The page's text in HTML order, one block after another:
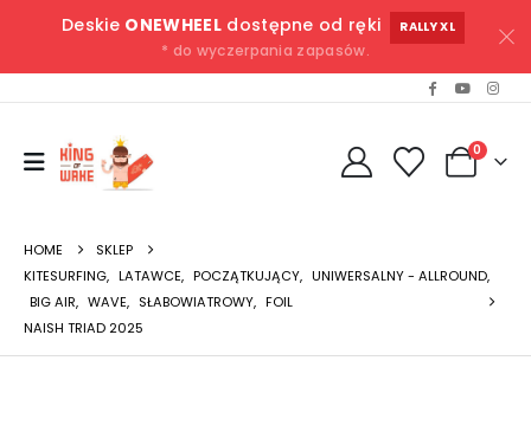
Deskie ONEWHEELdostępne od ręki RALLY XL
* do wyczerpania zapasów.
0
HOME
SKLEP
KITESURFING, LATAWCE, POCZĄTKUJĄCY, UNIWERSALNY - ALLROUND,
BIG AIR, WAVE, SŁABOWIATROWY, FOIL
NAISH TRIAD 2025